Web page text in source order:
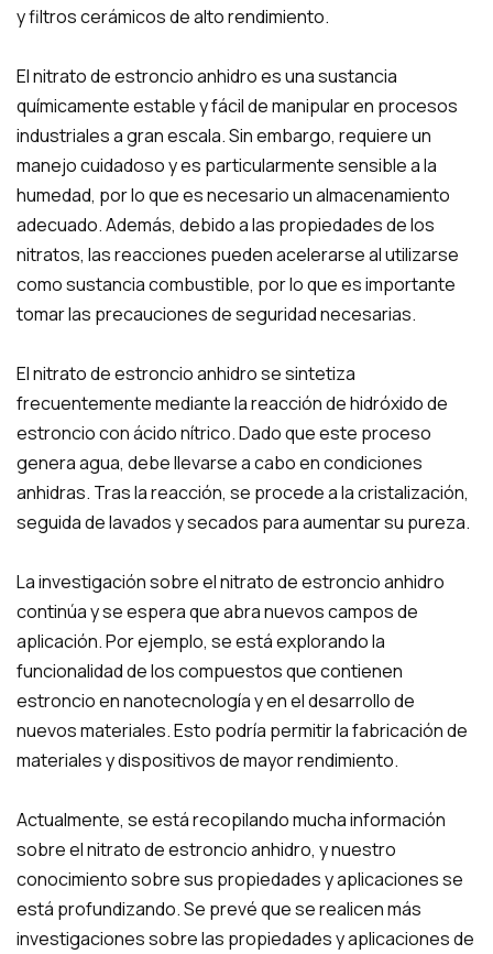
y filtros cerámicos de alto rendimiento.
El nitrato de estroncio anhidro es una sustancia
químicamente estable y fácil de manipular en procesos
industriales a gran escala. Sin embargo, requiere un
manejo cuidadoso y es particularmente sensible a la
humedad, por lo que es necesario un almacenamiento
adecuado. Además, debido a las propiedades de los
nitratos, las reacciones pueden acelerarse al utilizarse
como sustancia combustible, por lo que es importante
tomar las precauciones de seguridad necesarias.
El nitrato de estroncio anhidro se sintetiza
frecuentemente mediante la reacción de hidróxido de
estroncio con ácido nítrico. Dado que este proceso
genera agua, debe llevarse a cabo en condiciones
anhidras. Tras la reacción, se procede a la cristalización,
seguida de lavados y secados para aumentar su pureza.
La investigación sobre el nitrato de estroncio anhidro
continúa y se espera que abra nuevos campos de
aplicación. Por ejemplo, se está explorando la
funcionalidad de los compuestos que contienen
estroncio en nanotecnología y en el desarrollo de
nuevos materiales. Esto podría permitir la fabricación de
materiales y dispositivos de mayor rendimiento.
Actualmente, se está recopilando mucha información
sobre el nitrato de estroncio anhidro, y nuestro
conocimiento sobre sus propiedades y aplicaciones se
está profundizando. Se prevé que se realicen más
investigaciones sobre las propiedades y aplicaciones de